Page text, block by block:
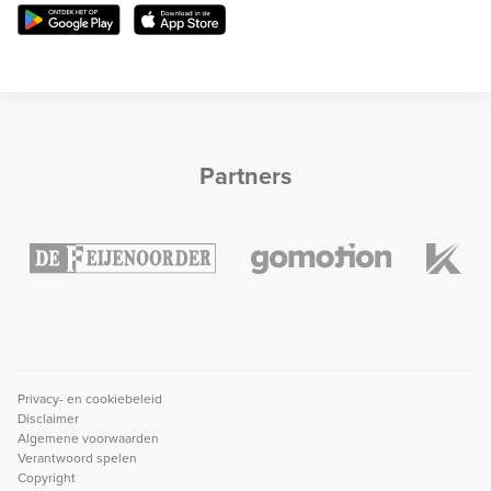
Partners
Privacy- en cookiebeleid
Disclaimer
Algemene voorwaarden
Verantwoord spelen
Copyright